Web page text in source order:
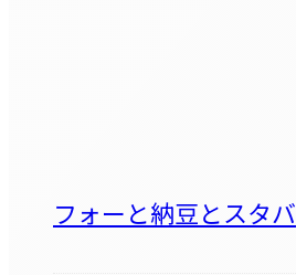
フォーと納豆とスタバ